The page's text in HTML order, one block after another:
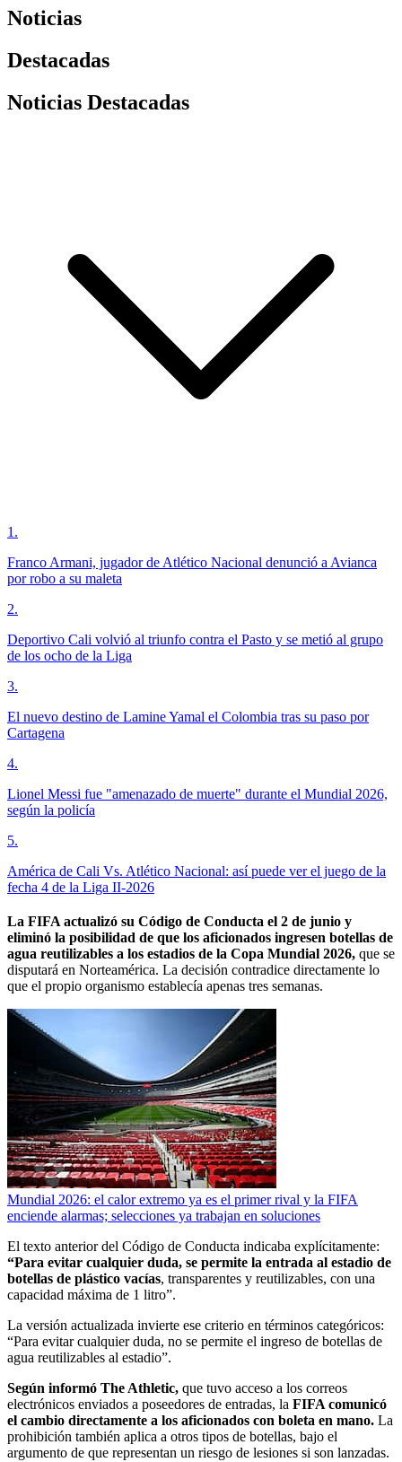
Noticias
Destacadas
Noticias Destacadas
1 .
Franco Armani, jugador de Atlético Nacional denunció a Avianca
por robo a su maleta
2.
Deportivo Cali volvió al triunfo contra el Pasto y se metió al grupo
de los ocho de la Liga
3.
El nuevo destino de Lamine Yamal el Colombia tras su paso por
Cartagena
4.
Lionel Messi fue "amenazado de muerte" durante el Mundial 2026,
según la policía
5.
América de Cali Vs. Atlético Nacional: así puede ver el juego de la
fecha 4 de la Liga II-2026
La FIFA actualizó su Código de Conducta el 2 de junio y
eliminó la posibilidad de que los aficionados ingresen botellas de
agua reutilizables a los estadios de la Copa Mundial 2026, que se
disputará en Norteamérica. La decisión contradice directamente lo
que el propio organismo establecía apenas tres semanas.
Mundial 2026: el calor extremo ya es el primer rival y la FIFA
enciende alarmas; selecciones ya trabajan en soluciones
El texto anterior del Código de Conducta indicaba explícitamente:
“Para evitar cualquier duda, se permite la entrada al estadio de
botellas de plástico vacías, transparentes y reutilizables, con una
capacidad máxima de 1 litro”.
La versión actualizada invierte ese criterio en términos categóricos:
“Para evitar cualquier duda, no se permite el ingreso de botellas de
agua reutilizables al estadio”.
Según informó The Athletic, que tuvo acceso a los correos
electrónicos enviados a poseedores de entradas, la FIFA comunicó
el cambio directamente a los aficionados con boleta en mano. La
prohibición también aplica a otros tipos de botellas, bajo el
argumento de que representan un riesgo de lesiones si son lanzadas.